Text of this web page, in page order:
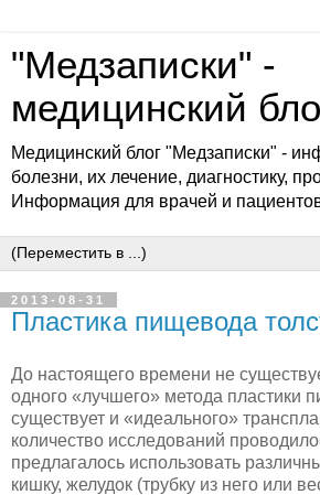
"Медзаписки" -
медицинский
Медицинский блог "Медзаписки" -
болезни, их лечение, диагностику,
Информация для врачей и
2013-08-31
Пластика пищевода
До настоящего времени не
одного «лучшего» метода пластики
существует и «идеального»
количество исследований
предлагалось использовать
кишку, желудок (трубку из него или